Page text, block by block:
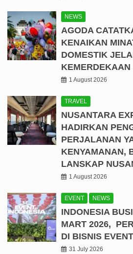
NEWS
AGODA
KENAIKAN
DOMESTIK
KEMERDEKAAN
1 August 2026
TRAVEL
NUSANTARA
HADIRKAN
PERJALANAN
KENYAMANAN,
LANSKAP
1 August 2026
EVENT NEWS
INDONESIA
MART 2026,
DI BISNIS
31 July 2026